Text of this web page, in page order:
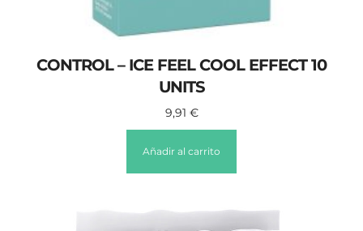
CONTROL – ICE FEEL COOL EFFECT 10
UNITS
9,91 €
Añadir al carrito